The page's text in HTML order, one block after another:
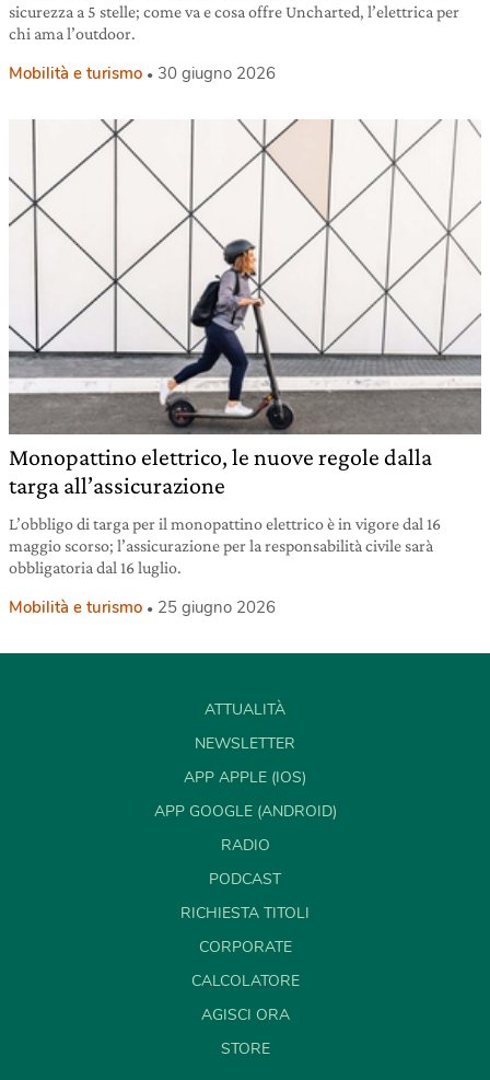
sicurezza a 5 stelle; come va e cosa offre Uncharted, l’elettrica per
chi ama l’outdoor.
Mobilità e turismo 30 giugno 2026
Monopattino elettrico, le nuove regole dalla
targa all’assicurazione
L’obbligo di targa per il monopattino elettrico è in vigore dal 16
maggio scorso; l’assicurazione per la responsabilità civile sarà
obbligatoria dal 16 luglio.
Mobilità e turismo 25 giugno 2026
ATTUALITÀ
NEWSLETTER
APP APPLE (IOS)
APP GOOGLE (ANDROID)
RADIO
PODCAST
RICHIESTA TITOLI
CORPORATE
CALCOLATORE
AGISCI ORA
STORE